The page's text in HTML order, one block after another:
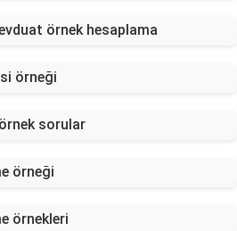
örnek hesaplama
örneği
sorular
örneği
örnekleri